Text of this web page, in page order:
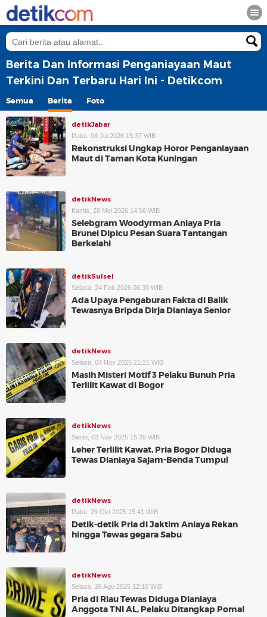
Berita Dan Informasi Penganiayaan Maut
Terkini Dan Terbaru Hari Ini - Detikcom
Semua Berita Foto
detikJabar
Rabu, 08 Jul 2026 15:37 WIB
Rekonstruksi Ungkap Horor Penganiayaan
Maut di Taman Kota Kuningan
detikNews
Kamis, 28 Mei 2026 14:56 WIB
Selebgram Woodyrman Aniaya Pria
Brunei Dipicu Pesan Suara Tantangan
Berkelahi
detikSulsel
Selasa, 24 Feb 2026 06:30 WIB
Ada Upaya Pengaburan Fakta di Balik
Tewasnya Bripda Dirja Dianiaya Senior
detikNews
Selasa, 04 Nov 2025 21:21 WIB
Masih Misteri Motif 3 Pelaku Bunuh Pria
Terlilit Kawat di Bogor
detikNews
Senin, 03 Nov 2025 15:39 WIB
Leher Terlilit Kawat, Pria Bogor Diduga
Tewas Dianiaya Sajam-Benda Tumpul
detikNews
Rabu, 29 Okt 2025 15:41 WIB
Detik-detik Pria di Jaktim Aniaya Rekan
hingga Tewas gegara Sabu
detikNews
Selasa, 26 Agu 2025 12:10 WIB
Pria di Riau Tewas Diduga Dianiaya
Anggota TNI AL, Pelaku Ditangkap Pomal